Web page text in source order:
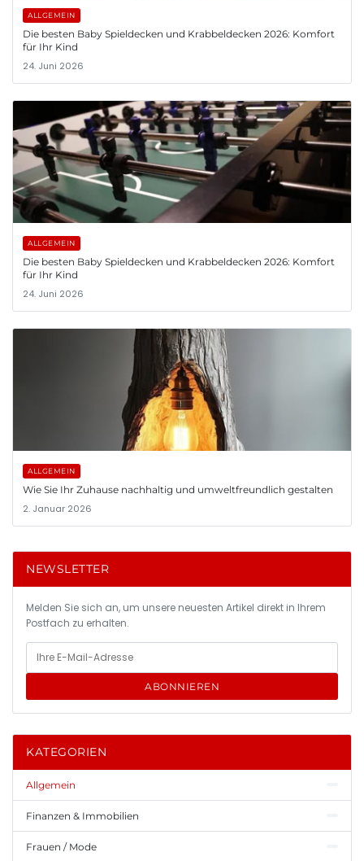
ALLGEMEIN
Die besten Baby Spieldecken und Krabbeldecken 2026: Komfort
für Ihr Kind
24. Juni 2026
ALLGEMEIN
Die besten Baby Spieldecken und Krabbeldecken 2026: Komfort
für Ihr Kind
24. Juni 2026
ALLGEMEIN
Wie Sie Ihr Zuhause nachhaltig und umweltfreundlich gestalten
2. Januar 2026
NEWSLETTER
Melden Sie sich an, um unsere neuesten Artikel direkt in Ihrem
Postfach zu erhalten.
ABONNIEREN
KATEGORIEN
Allgemein
Finanzen & Immobilien
Frauen / Mode